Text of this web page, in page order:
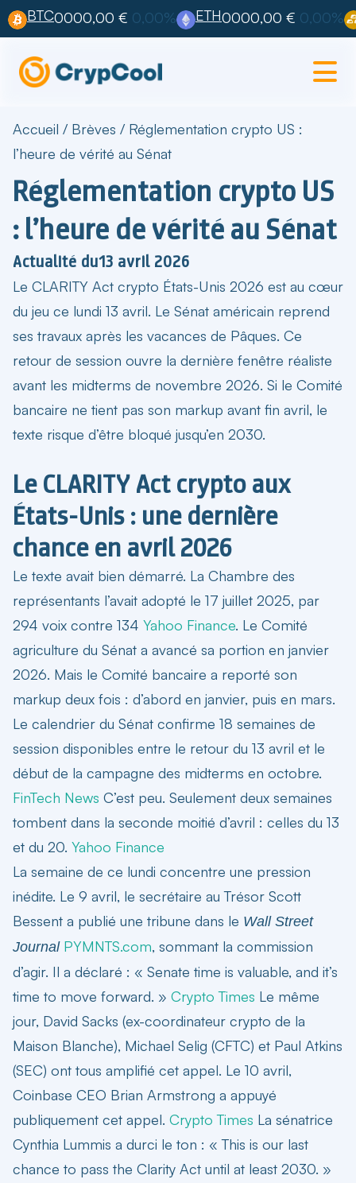
BTC0000,00 € 0,00% ETH0000,00 € 0,00%
Accueil / Brèves / Réglementation crypto US :
l’heure de vérité au Sénat
Réglementation crypto US
: l’heure de vérité au Sénat
Actualité du13 avril 2026
Le CLARITY Act crypto États-Unis 2026 est au cœur
du jeu ce lundi 13 avril. Le Sénat américain reprend
ses travaux après les vacances de Pâques. Ce
retour de session ouvre la dernière fenêtre réaliste
avant les midterms de novembre 2026. Si le Comité
bancaire ne tient pas son markup avant fin avril, le
texte risque d’être bloqué jusqu’en 2030.
Le CLARITY Act crypto aux
États-Unis : une dernière
chance en avril 2026
Le texte avait bien démarré. La Chambre des
représentants l’avait adopté le 17 juillet 2025, par
294 voix contre 134 Yahoo Finance. Le Comité
agriculture du Sénat a avancé sa portion en janvier
2026. Mais le Comité bancaire a reporté son
markup deux fois : d’abord en janvier, puis en mars.
Le calendrier du Sénat confirme 18 semaines de
session disponibles entre le retour du 13 avril et le
début de la campagne des midterms en octobre.
FinTech News C’est peu. Seulement deux semaines
tombent dans la seconde moitié d’avril : celles du 13
et du 20. Yahoo Finance
La semaine de ce lundi concentre une pression
inédite. Le 9 avril, le secrétaire au Trésor Scott
Bessent a publié une tribune dans le Wall Street
Journal PYMNTS.com, sommant la commission
d’agir. Il a déclaré : « Senate time is valuable, and it’s
time to move forward. » Crypto Times Le même
jour, David Sacks (ex-coordinateur crypto de la
Maison Blanche), Michael Selig (CFTC) et Paul Atkins
(SEC) ont tous amplifié cet appel. Le 10 avril,
Coinbase CEO Brian Armstrong a appuyé
publiquement cet appel. Crypto Times La sénatrice
Cynthia Lummis a durci le ton : « This is our last
chance to pass the Clarity Act until at least 2030. »